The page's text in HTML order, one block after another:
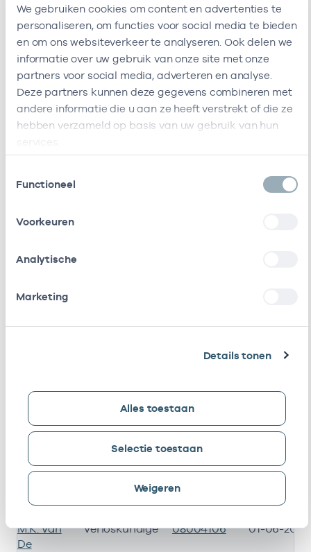
We gebruiken cookies om content en advertenties te
personaliseren, om functies voor social media te bieden
en om ons websiteverkeer te analyseren. Ook delen we
informatie over uw gebruik van onze site met onze
partners voor social media, adverteren en analyse.
Deze partners kunnen deze gegevens combineren met
andere informatie die u aan ze heeft verstrekt of die ze
hebben verzameld op basis van uw gebruik van hun
Functioneel
Voorkeuren
Analytische
Marketing
Details tonen
Alles toestaan
Selectie toestaan
Weigeren
Alleen actieve
Zoeken:
Naam Zorgaanbod AGB-code Start
A.E.
Verloskundige 08102651 12-03-2025
E.K. De
01-10-2025
I.B. De
I.B. De
Zaaijer
L.M.
Verloskundige 08102429 01-04-2026
M.H.
Schwirtz
Verloskundige 17-03-2026
M.K. Van
De
Verloskundige 08004106 01-06-2015